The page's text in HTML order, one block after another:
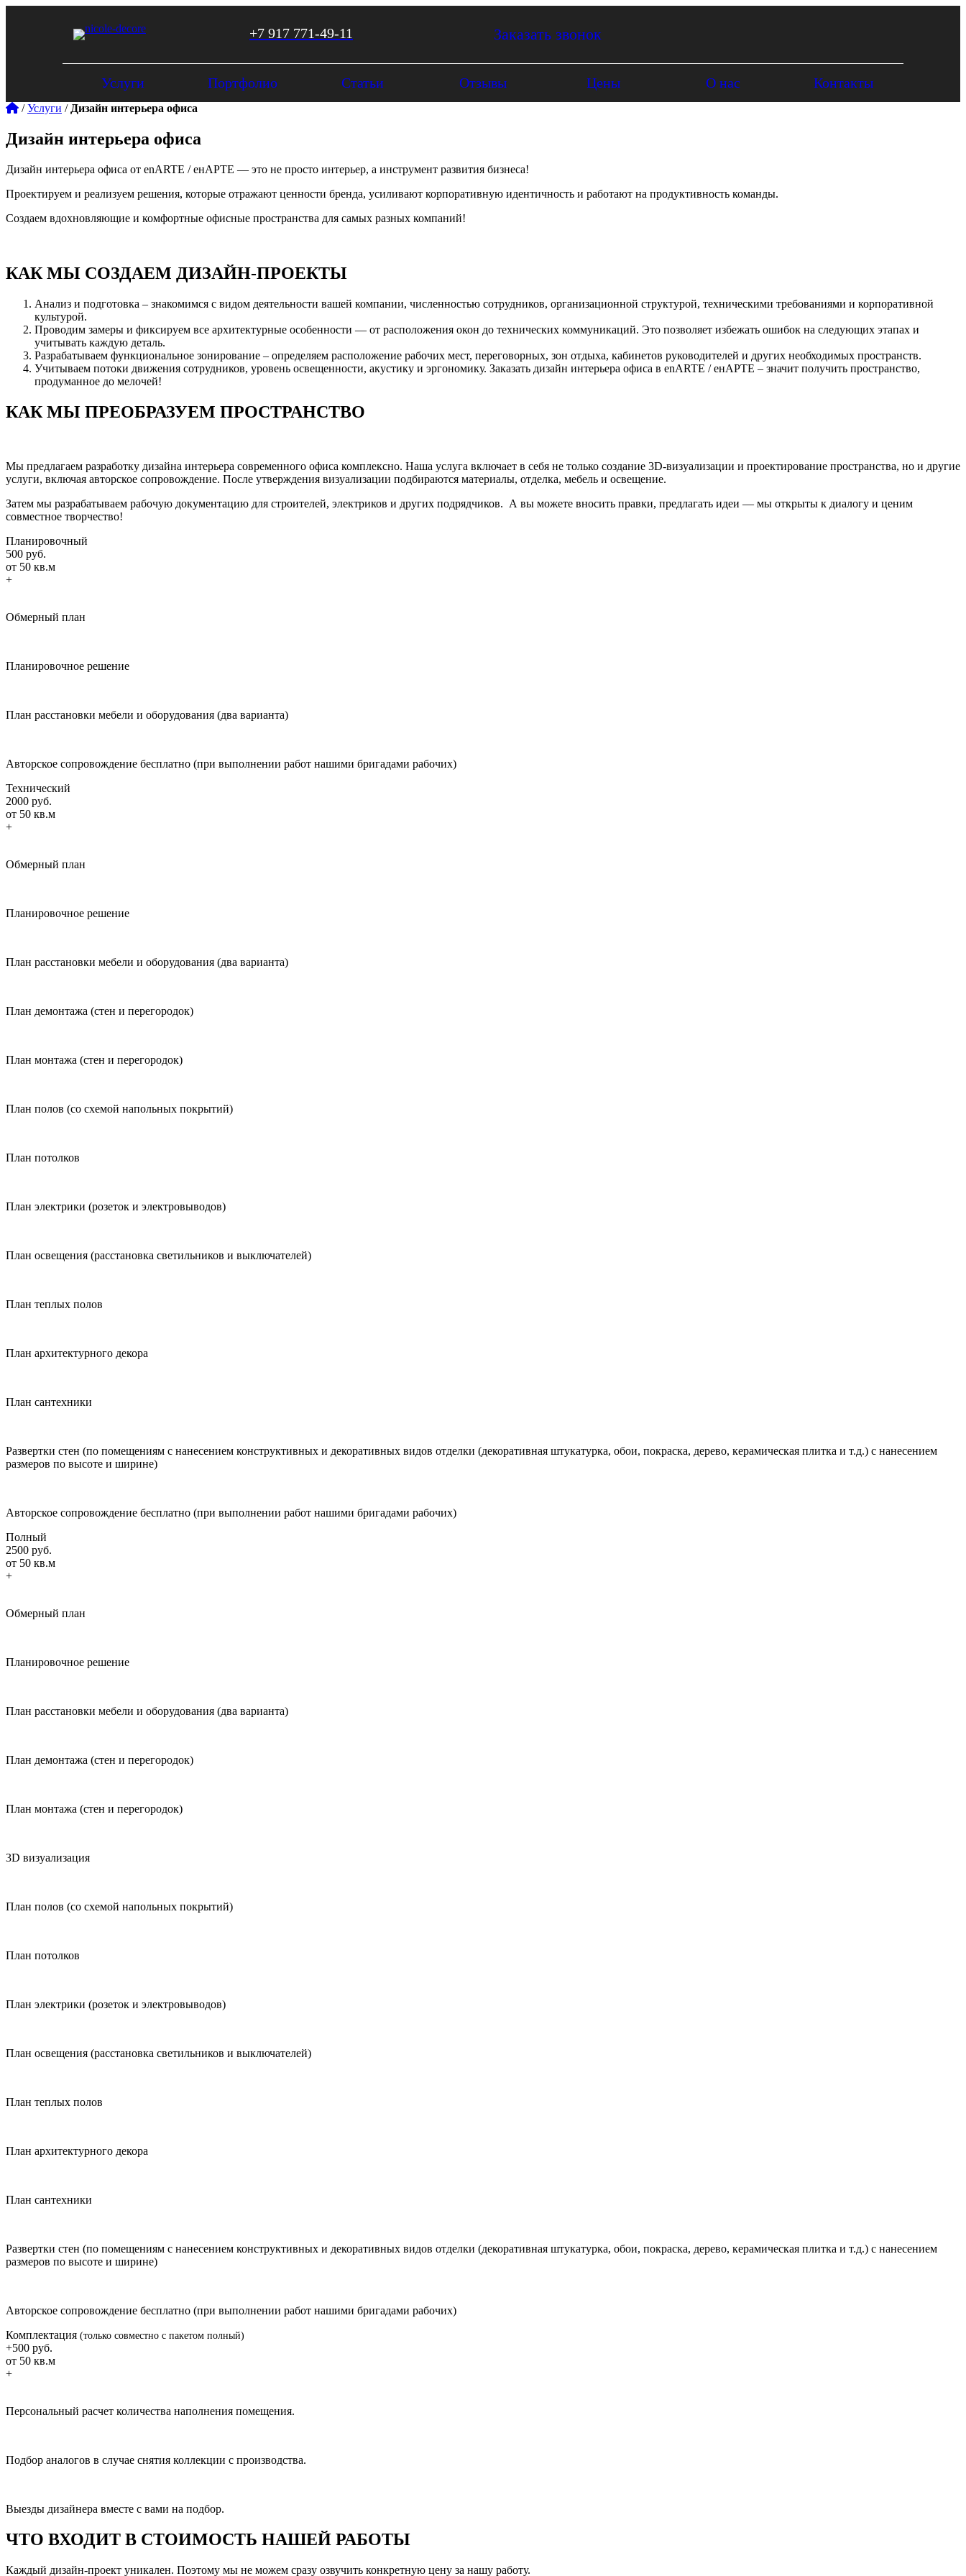
+7 917 771-49-11 Заказать звонок
Услуги Портфолио Статьи Отзывы Цены О нас Контакты
/Услуги / Дизайн интерьера офиса
Дизайн интерьера офиса
Дизайн интерьера офиса от enARTE / енАРТЕ — это не просто интерьер, а инструмент развития бизнеса!
Проектируем и реализуем решения, которые отражают ценности бренда, усиливают корпоративную идентичность и работают на продуктивность команды.
Создаем вдохновляющие и комфортные офисные пространства для самых разных компаний!
КАК МЫ СОЗДАЕМ ДИЗАЙН-ПРОЕКТЫ
Анализ и подготовка – знакомимся с видом деятельности вашей компании, численностью сотрудников, организационной структурой, техническими требованиями и корпоративной
культурой.
Проводим замеры и фиксируем все архитектурные особенности — от расположения окон до технических коммуникаций. Это позволяет избежать ошибок на следующих этапах и
учитывать каждую деталь.
Разрабатываем функциональное зонирование – определяем расположение рабочих мест, переговорных, зон отдыха, кабинетов руководителей и других необходимых пространств.
Учитываем потоки движения сотрудников, уровень освещенности, акустику и эргономику. Заказать дизайн интерьера офиса в enARTE / енАРТЕ – значит получить пространство,
продуманное до мелочей!
КАК МЫ ПРЕОБРАЗУЕМ ПРОСТРАНСТВО
Мы предлагаем разработку дизайна интерьера современного офиса комплексно. Наша услуга включает в себя не только создание 3D-визуализации и проектирование пространства, но и другие
услуги, включая авторское сопровождение. После утверждения визуализации подбираются материалы, отделка, мебель и освещение.
Затем мы разрабатываем рабочую документацию для строителей, электриков и других подрядчиков. А вы можете вносить правки, предлагать идеи — мы открыты к диалогу и ценим
совместное творчество!
Планировочный
500 руб.
от 50 кв.м
+
Обмерный план
Планировочное решение
План расстановки мебели и оборудования (два варианта)
Авторское сопровождение бесплатно (при выполнении работ нашими бригадами рабочих)
Технический
2000 руб.
от 50 кв.м
+
Обмерный план
Планировочное решение
План расстановки мебели и оборудования (два варианта)
План демонтажа (стен и перегородок)
План монтажа (стен и перегородок)
План полов (со схемой напольных покрытий)
План потолков
План электрики (розеток и электровыводов)
План освещения (расстановка светильников и выключателей)
План теплых полов
План архитектурного декора
План сантехники
Развертки стен (по помещениям с нанесением конструктивных и декоративных видов отделки (декоративная штукатурка, обои, покраска, дерево, керамическая плитка и т.д.) с нанесением
размеров по высоте и ширине)
Авторское сопровождение бесплатно (при выполнении работ нашими бригадами рабочих)
Полный
2500 руб.
от 50 кв.м
+
Обмерный план
Планировочное решение
План расстановки мебели и оборудования (два варианта)
План демонтажа (стен и перегородок)
План монтажа (стен и перегородок)
3D визуализация
План полов (со схемой напольных покрытий)
План потолков
План электрики (розеток и электровыводов)
План освещения (расстановка светильников и выключателей)
План теплых полов
План архитектурного декора
План сантехники
Развертки стен (по помещениям с нанесением конструктивных и декоративных видов отделки (декоративная штукатурка, обои, покраска, дерево, керамическая плитка и т.д.) с нанесением
размеров по высоте и ширине)
Авторское сопровождение бесплатно (при выполнении работ нашими бригадами рабочих)
Комплектация (только совместно с пакетом полный)
+500 руб.
от 50 кв.м
+
Персональный расчет количества наполнения помещения.
Подбор аналогов в случае снятия коллекции с производства.
Выезды дизайнера вместе с вами на подбор.
ЧТО ВХОДИТ В СТОИМОСТЬ НАШЕЙ РАБОТЫ
Каждый дизайн-проект уникален. Поэтому мы не можем сразу озвучить конкретную цену за нашу работу.